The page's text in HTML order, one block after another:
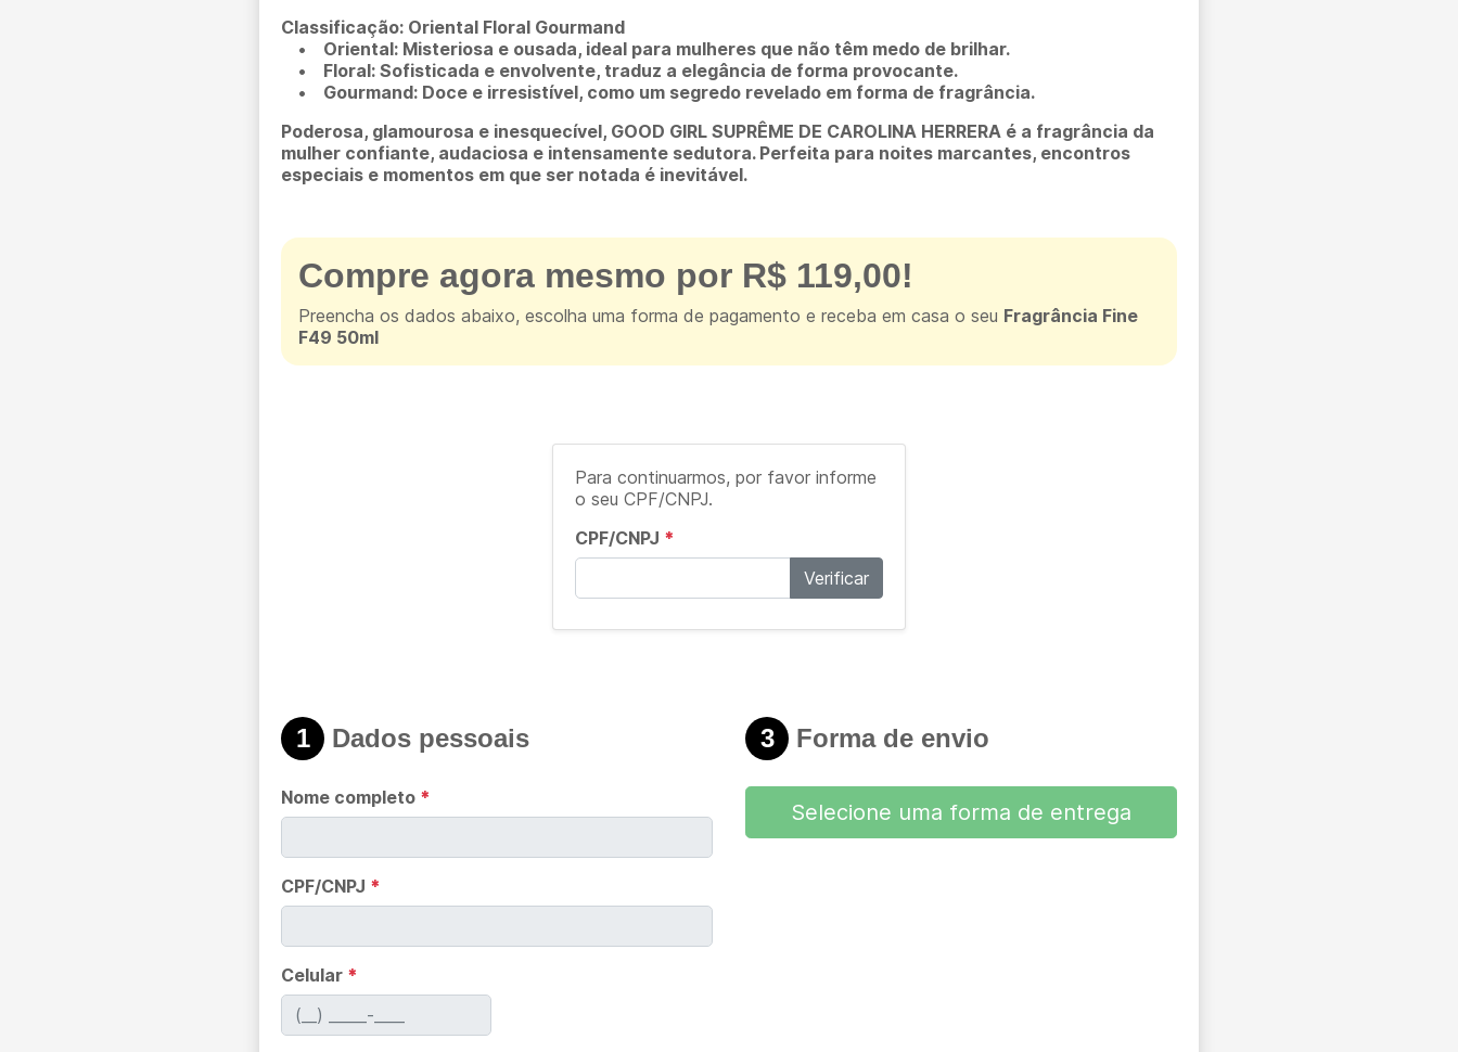
Classificação: Oriental Floral Gourmand
• Oriental: Misteriosa e ousada, ideal para mulheres que não têm medo de brilhar.
• Floral: Sofisticada e envolvente, traduz a elegância de forma provocante.
• Gourmand: Doce e irresistível, como um segredo revelado em forma de fragrância.
Poderosa, glamourosa e inesquecível, GOOD GIRL SUPRÊME DE CAROLINA HERRERA é a fragrância da
mulher confiante, audaciosa e intensamente sedutora. Perfeita para noites marcantes, encontros
especiais e momentos em que ser notada é inevitável.
Compre agora mesmo por R$ 119,00!
Preencha os dados abaixo, escolha uma forma de pagamento e receba em casa o seu Fragrância Fine
F49 50ml
Para continuarmos, por favor informe
o seu CPF/CNPJ.
CPF/CNPJ *
Verificar
1 Dados pessoais
Nome completo *
CPF/CNPJ *
Celular *
3 Forma de envio
Selecione uma forma de entrega